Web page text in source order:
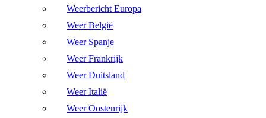
Weerbericht Europa
Weer België
Weer Spanje
Weer Frankrijk
Weer Duitsland
Weer Italië
Weer Oostenrijk